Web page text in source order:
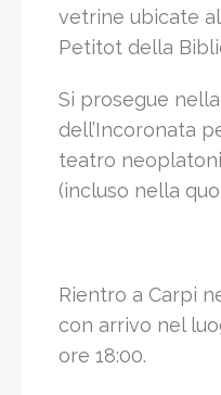
vetrine ubicate
Petitot della
Si prosegue
dell’Incoronata
teatro
(incluso nella
Rientro a Carpi
con arrivo nel
ore 18:00.